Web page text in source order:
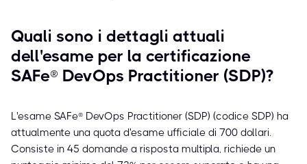
Quali sono i dettagli attuali
dell'esame per la certificazione
SAFe® DevOps Practitioner (SDP)?
L'esame SAFe® DevOps Practitioner (SDP) (codice SDP) ha
attualmente una quota d'esame ufficiale di 700 dollari.
Consiste in 45 domande a risposta multipla, richiede un